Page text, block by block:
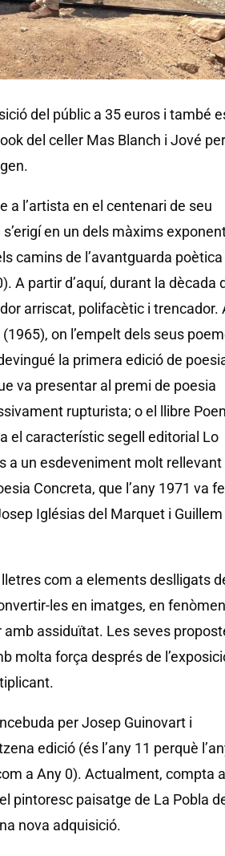
del públic a 35 euros i també
del celler Mas Blanch i Jové per
a l’artista en el centenari de seu
en un dels màxims
camins de l’avantguarda
A partir d’aquí, durant la dècada
arriscat, polifacètic i trencador.
on l’empelt dels seus
la primera edició de
va presentar al premi de poesia
rupturista; o el llibre
el característic segell editorial Lo
a un esdeveniment molt rellevant
Concreta, que l’any 1971 va
Iglésias del Marquet i Guillem
com a elements deslligats
les en imatges, en
assiduïtat. Les seves
molta força després de
per Josep Guinovart i
edició (és l’any 11 perquè
a Any 0). Actualment, compta
pintoresc paisatge de La Pobla
nova adquisició.